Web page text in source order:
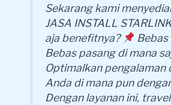
Sekarang kami
JASA INSTALL
aja benefitnya?
Bebas pasang di mana
Optimalkan pengalaman
Anda di mana pun
Dengan layanan ini,